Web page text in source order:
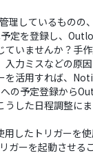
理しているものの
定を登録し、
ていませんか？手
入力ミスなどの原
を活用すれば、
の予定登録から
うした日程調整に
したトリガーを使
ーを起動させる